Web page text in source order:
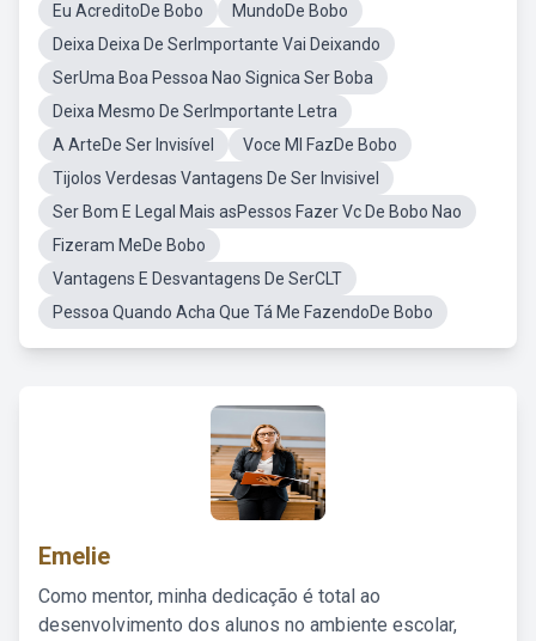
Eu AcreditoDe Bobo
MundoDe Bobo
Deixa Deixa De SerImportante Vai Deixando
SerUma Boa Pessoa Nao Signica Ser Boba
Deixa Mesmo De SerImportante Letra
A ArteDe Ser Invisível
Voce MI FazDe Bobo
Tijolos Verdesas Vantagens De Ser Invisivel
Ser Bom E Legal Mais asPessos Fazer Vc De Bobo Nao
Fizeram MeDe Bobo
Vantagens E Desvantagens De SerCLT
Pessoa Quando Acha Que Tá Me FazendoDe Bobo
Emelie
Como mentor, minha dedicação é total ao
desenvolvimento dos alunos no ambiente escolar,